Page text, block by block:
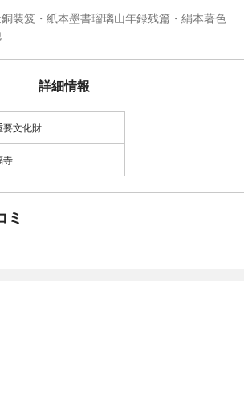
装笈・紙本墨書瑠璃山年録残篇・絹本著色
詳細情報
要文化財
寺
ミ